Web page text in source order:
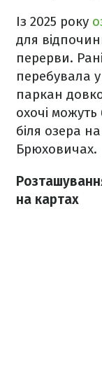
Із 2025 року
для
перерви.
перебувала
паркан
охочі
біля озера
Брюховичах.
на картах